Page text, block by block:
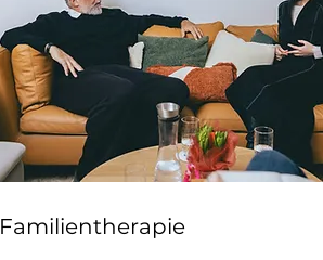
Familientherapie